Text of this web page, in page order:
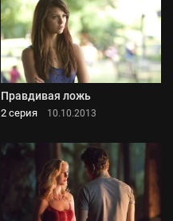
Правдивая ложь
2 серия 10.10.2013